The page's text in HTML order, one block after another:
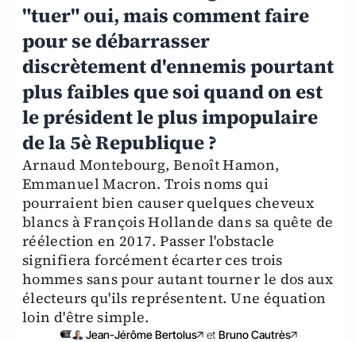
"tuer" oui, mais comment faire
pour se débarrasser
discrètement d'ennemis pourtant
plus faibles que soi quand on est
le président le plus impopulaire
de la 5è Republique ?
Arnaud Montebourg, Benoît Hamon,
Emmanuel Macron. Trois noms qui
pourraient bien causer quelques cheveux
blancs à François Hollande dans sa quête de
réélection en 2017. Passer l'obstacle
signifiera forcément écarter ces trois
hommes sans pour autant tourner le dos aux
électeurs qu'ils représentent. Une équation
loin d'être simple.
Jean-Jérôme Bertolus et Bruno Cautrès